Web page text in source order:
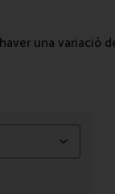
una variació